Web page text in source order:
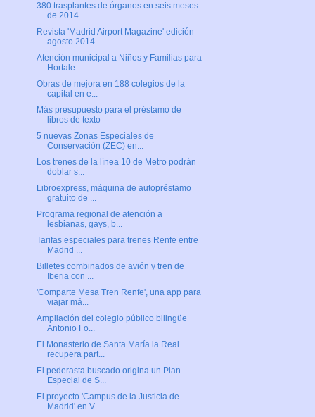
380 trasplantes de órganos en seis meses
de 2014
Revista 'Madrid Airport Magazine' edición
agosto 2014
Atención municipal a Niños y Familias para
Hortale...
Obras de mejora en 188 colegios de la
capital en e...
Más presupuesto para el préstamo de
libros de texto
5 nuevas Zonas Especiales de
Conservación (ZEC) en...
Los trenes de la línea 10 de Metro podrán
doblar s...
Libroexpress, máquina de autopréstamo
gratuito de ...
Programa regional de atención a
lesbianas, gays, b...
Tarifas especiales para trenes Renfe entre
Madrid ...
Billetes combinados de avión y tren de
Iberia con ...
'Comparte Mesa Tren Renfe', una app para
viajar má...
Ampliación del colegio público bilingüe
Antonio Fo...
El Monasterio de Santa María la Real
recupera part...
El pederasta buscado origina un Plan
Especial de S...
El proyecto 'Campus de la Justicia de
Madrid' en V...